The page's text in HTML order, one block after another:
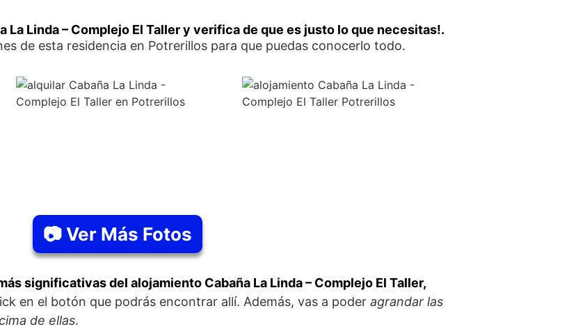
La Linda – Complejo El Taller y verifica de que es justo lo que necesitas!.
de esta residencia en Potrerillos para que puedas conocerlo todo.
📷 Ver Más Fotos
significativas del alojamiento Cabaña La Linda – Complejo El Taller,
en el botón que podrás encontrar allí. Además, vas a poder agrandar las
de ellas.